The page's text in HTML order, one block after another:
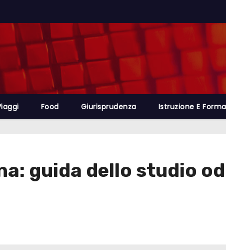
Food Giurisprudenza Istruzione E
guida dello studio